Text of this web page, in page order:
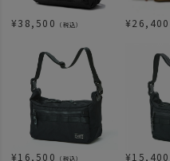
¥38,500 （税込） ¥26,400
¥16,500 （税込） ¥15,400